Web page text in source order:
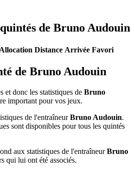
de Bruno Audouin
Allocation Distance Arrivée Favori
de Bruno Audouin
et donc les statistiques de Bruno
important pour vos jeux.
de l'entraîneurBruno Audouin.
sont disponibles pour tous les quintés
aux statistiques de l'entraîneurBruno
qui lui ont été associés.